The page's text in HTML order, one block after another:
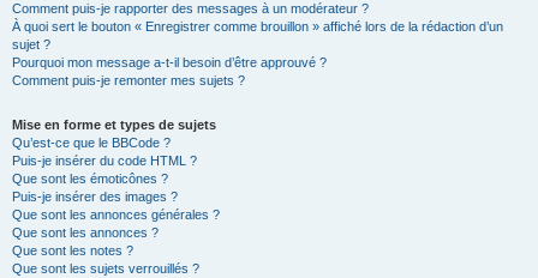
Comment puis-je rapporter des messages à un modérateur ?
À quoi sert le bouton « Enregistrer comme brouillon » affiché lors de la rédaction d’un
sujet ?
Pourquoi mon message a-t-il besoin d’être approuvé ?
Comment puis-je remonter mes sujets ?
Mise en forme et types de sujets
Qu’est-ce que le BBCode ?
Puis-je insérer du code HTML ?
Que sont les émoticônes ?
Puis-je insérer des images ?
Que sont les annonces générales ?
Que sont les annonces ?
Que sont les notes ?
Que sont les sujets verrouillés ?